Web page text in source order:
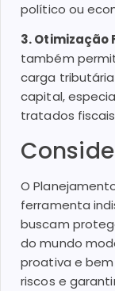
político ou
3. Otimização
também
carga
capital,
tratados
O
ferramenta
buscam
do mundo
proativa e
riscos e